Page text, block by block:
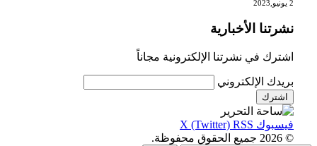
نشرتنا الأخبارية
اشترك في نشرتنا الإلكترونية مجاناً
بريدك الإلكتروني
فيسبوك X (Twitter) RSS
© 2026 جميع الحقوق محفوظة.